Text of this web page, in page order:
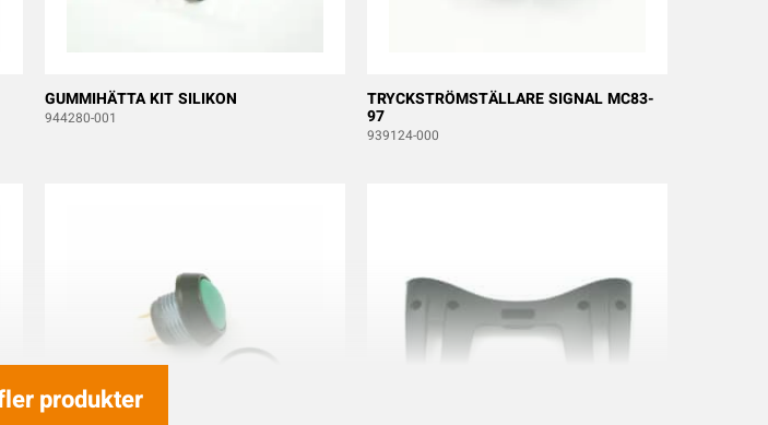
GUMMIHÄTTA KIT SILIKON
944280-001
TRYCKSTRÖMSTÄLLARE SIGNAL MC83-
97
939124-000
produkter